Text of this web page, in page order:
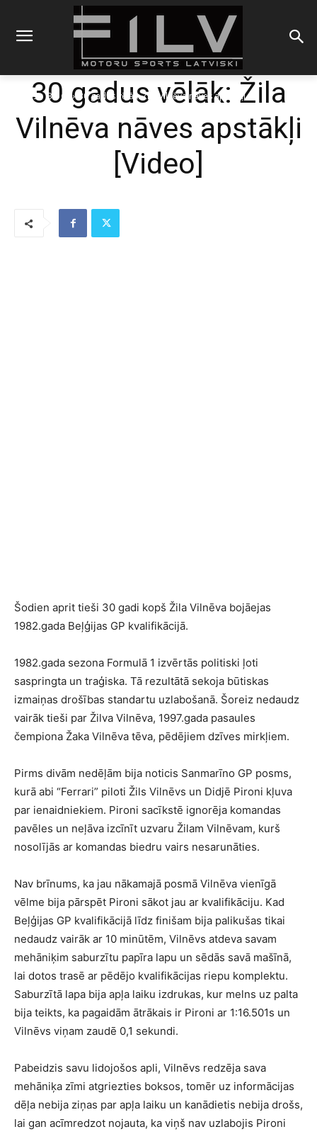
Sākums Blogs 30 gadus vēlāk: Žila Vilnēva nāves apstākļi
30 gadus vēlāk: Žila
Vilnēva nāves apstākļi
[Video]
Šodien aprit tieši 30 gadi kopš Žila Vilnēva bojāejas
1982.gada Beļģijas GP kvalifikācijā.
1982.gada sezona Formulā 1 izvērtās politiski ļoti
saspringta un traģiska. Tā rezultātā sekoja būtiskas
izmaiņas drošības standartu uzlabošanā. Šoreiz nedaudz
vairāk tieši par Žilva Vilnēva, 1997.gada pasaules
čempiona Žaka Vilnēva tēva, pēdējiem dzīves mirkļiem.
Pirms divām nedēļām bija noticis Sanmarīno GP posms,
kurā abi “Ferrari” piloti Žils Vilnēvs un Didjē Pironi kļuva
par ienaidniekiem. Pironi sacīkstē ignorēja komandas
pavēles un neļāva izcīnīt uzvaru Žilam Vilnēvam, kurš
nosolījās ar komandas biedru vairs nesarunāties.
Nav brīnums, ka jau nākamajā posmā Vilnēva vienīgā
vēlme bija pārspēt Pironi sākot jau ar kvalifikāciju. Kad
Beļģijas GP kvalifikācijā līdz finišam bija palikušas tikai
nedaudz vairāk ar 10 minūtēm, Vilnēvs atdeva savam
mehāniķim saburzītu papīra lapu un sēdās savā mašīnā,
lai dotos trasē ar pēdējo kvalifikācijas riepu komplektu.
Saburzītā lapa bija apļa laiku izdrukas, kur melns uz palta
bija teikts, ka pagaidām ātrākais ir Pironi ar 1:16.501s un
Vilnēvs viņam zaudē 0,1 sekundi.
Pabeidzis savu lidojošos apli, Vilnēvs redzēja sava
mehāniķa zīmi atgriezties boksos, tomēr uz informācijas
dēļa nebija ziņas par apļa laiku un kanādietis nebija drošs,
lai gan acīmredzot nojauta, ka viņš nav uzlabojis Pironi